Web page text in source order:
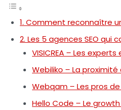
1. Comment reconnaître
2. Les 5 agences SEO qui
VISICREA – Les
Webiliko – La
Webqam – Les pros
Hello Code – Le